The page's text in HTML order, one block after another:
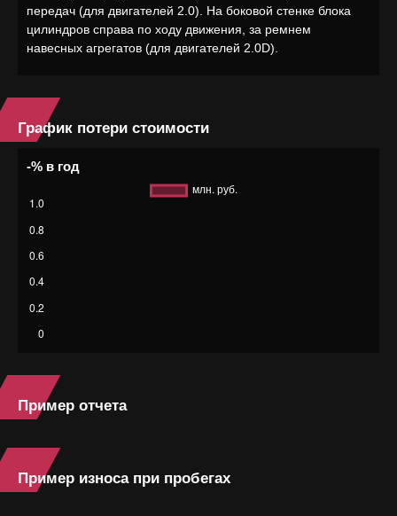
передач (для двигателей 2.0). На боковой стенке блока
цилиндров справа по ходу движения, за ремнем
навесных агрегатов (для двигателей 2.0D).
График потери стоимости
-% в год
Пример отчета
Пример износа при пробегах